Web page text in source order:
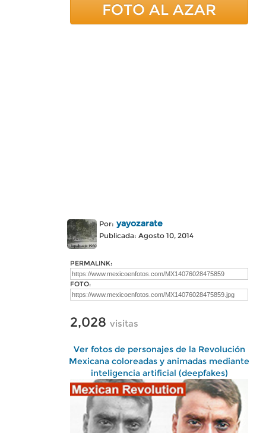
FOTO AL AZAR
Por: yayozarate
Publicada: Agosto 10, 2014
PERMALINK:
FOTO:
2,028 visitas
Ver fotos de personajes de la Revolución
Mexicana coloreadas y animadas mediante
inteligencia artificial (deepfakes)